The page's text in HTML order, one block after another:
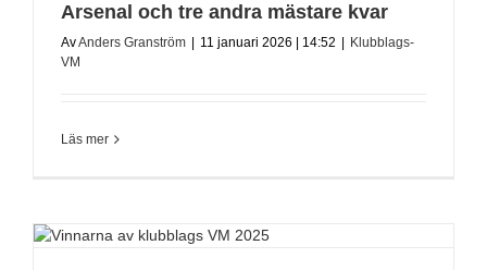
Arsenal och tre andra mästare kvar
AvAnders Granström 11 januari 2026 | 14:52
Klubblags-
VM
Läs mer